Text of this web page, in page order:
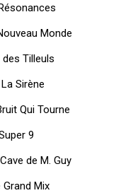
Monde
Tilleuls
Sirène
Qui Tourne
9
de M. Guy
Grand Mix